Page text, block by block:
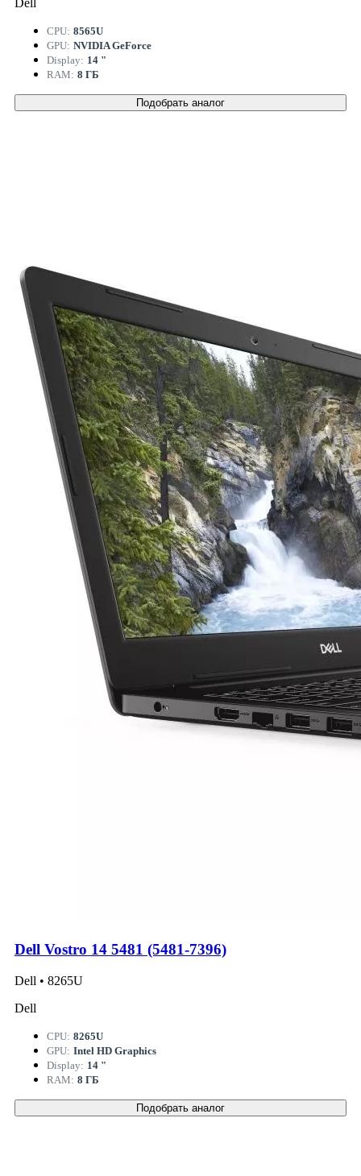
CPU: 8565U
GPU: NVIDIA GeForce
Display: 14 "
RAM: 8 ГБ
Подобрать аналог
Dell Vostro 14 5481 (5481-7396)
Dell • 8265U
Dell
CPU: 8265U
GPU: Intel HD Graphics
Display: 14 "
RAM: 8 ГБ
Подобрать аналог